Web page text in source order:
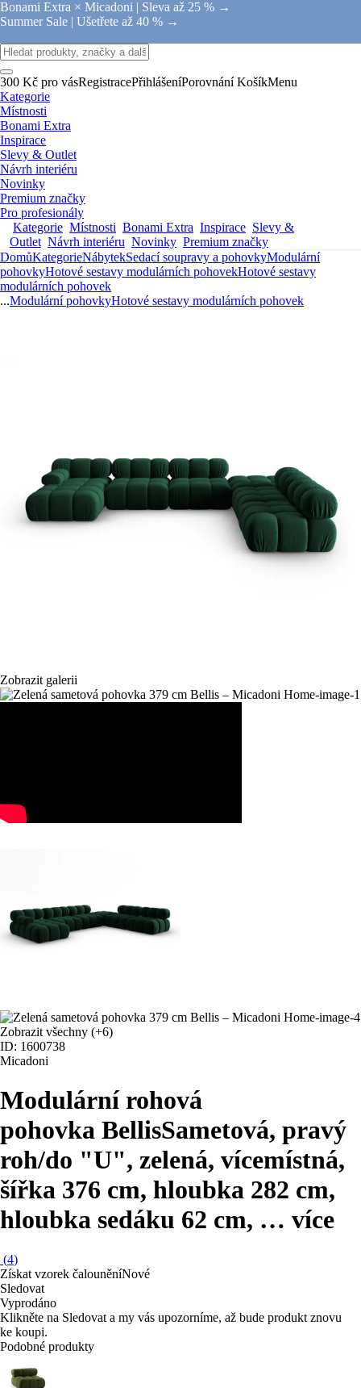
Bonami Extra × Micadoni | Sleva až 25 % →
Summer Sale | Ušetřete až 40 % →
300 Kč pro vásRegistracePřihlášeníPorovnání KošíkMenu
Kategorie
Místnosti
Bonami Extra
Inspirace
Slevy & Outlet
Návrh interiéru
Novinky
Premium značky
Pro profesionály
Kategorie Místnosti Bonami Extra Inspirace Slevy &
Outlet Návrh interiéru Novinky Premium značky
DomůKategorieNábytekSedací soupravy a pohovkyModulární
pohovkyHotové sestavy modulárních pohovekHotové sestavy
modulárních pohovek
...Modulární pohovkyHotové sestavy modulárních pohovek
Zobrazit galerii
Zobrazit všechny (+6)
ID: 1600738
Micadoni
Modulární rohová
pohovka BellisSametová, pravý
roh/do "U", zelená, vícemístná,
šířka 376 cm, hloubka 282 cm,
hloubka sedáku 62 cm, … více
(4)
Získat vzorek čalouněníNové
Sledovat
Vyprodáno
Klikněte na Sledovat a my vás upozorníme, až bude produkt znovu
ke koupi.
Podobné produkty